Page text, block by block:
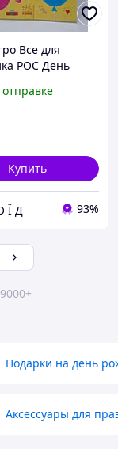
Все для
РОС День
отправке
Купить
Ї Д 93%
Подарки на день
Аксессуары для